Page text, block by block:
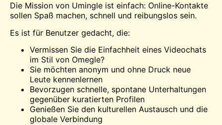
Die Mission von Umingle ist einfach: Online-Kontakte
sollen Spaß machen, schnell und reibungslos sein.
Es ist für Benutzer gedacht, die:
Vermissen Sie die Einfachheit eines Videochats
im Stil von Omegle?
Sie möchten anonym und ohne Druck neue
Leute kennenlernen
Bevorzugen schnelle, spontane Unterhaltungen
gegenüber kuratierten Profilen
Genießen Sie den kulturellen Austausch und die
globale Verbindung